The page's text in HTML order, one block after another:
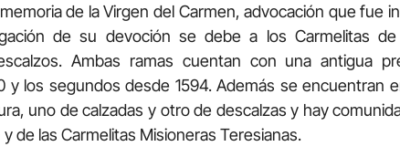
de la Virgen del Carmen, advocación que fue
de su devoción se debe a los Carmelitas
Ambas ramas cuentan con una antigua
y los segundos desde 1594. Además se encuentran
uno de calzadas y otro de descalzas y hay
de las Carmelitas Misioneras Teresianas.